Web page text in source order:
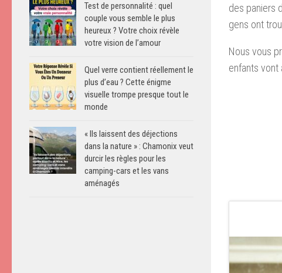
des paniers
gens ont
Nous vous
enfants vont
Test de personnalité : quel
couple vous semble le plus
heureux ? Votre choix révèle
votre vision de l’amour
Quel verre contient réellement le
plus d’eau ? Cette énigme
visuelle trompe presque tout le
monde
« Ils laissent des déjections
dans la nature » : Chamonix veut
durcir les règles pour les
camping-cars et les vans
aménagés